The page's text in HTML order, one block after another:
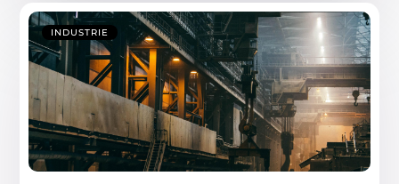
INDUSTRIE